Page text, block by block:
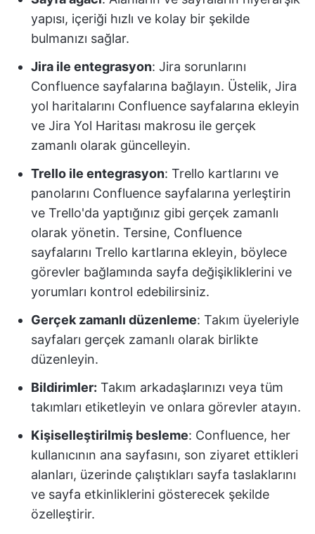
yapısı, içeriği hızlı ve kolay bir şekilde
bulmanızı sağlar.
Jira ile entegrasyon: Jira sorunlarını
Confluence sayfalarına bağlayın. Üstelik, Jira
yol haritalarını Confluence sayfalarına ekleyin
ve Jira Yol Haritası makrosu ile gerçek
zamanlı olarak güncelleyin.
Trello ile entegrasyon: Trello kartlarını ve
panolarını Confluence sayfalarına yerleştirin
ve Trello'da yaptığınız gibi gerçek zamanlı
olarak yönetin. Tersine, Confluence
sayfalarını Trello kartlarına ekleyin, böylece
görevler bağlamında sayfa değişikliklerini ve
yorumları kontrol edebilirsiniz.
Gerçek zamanlı düzenleme: Takım üyeleriyle
sayfaları gerçek zamanlı olarak birlikte
düzenleyin.
Bildirimler: Takım arkadaşlarınızı veya tüm
takımları etiketleyin ve onlara görevler atayın.
Kişiselleştirilmiş besleme: Confluence, her
kullanıcının ana sayfasını, son ziyaret ettikleri
alanları, üzerinde çalıştıkları sayfa taslaklarını
ve sayfa etkinliklerini gösterecek şekilde
özelleştirir.